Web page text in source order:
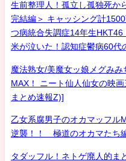
生前整理人！孤立し孤独死か
完結編＞ キャッシング計
つ病統合失調症14年生
米が泣いた！認知症鬱病60代
魔法熟女/美魔女ッ娘メグみ
MAX！ ニート仙人仙女の映
まとめ速報Z)]
乙女系腐男子のオカマッフ
逆襲！！ 極道のオカマたち
タダッフル！ネトゲ廃人的ま